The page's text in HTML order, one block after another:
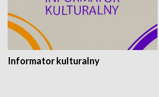
Informator kulturalny